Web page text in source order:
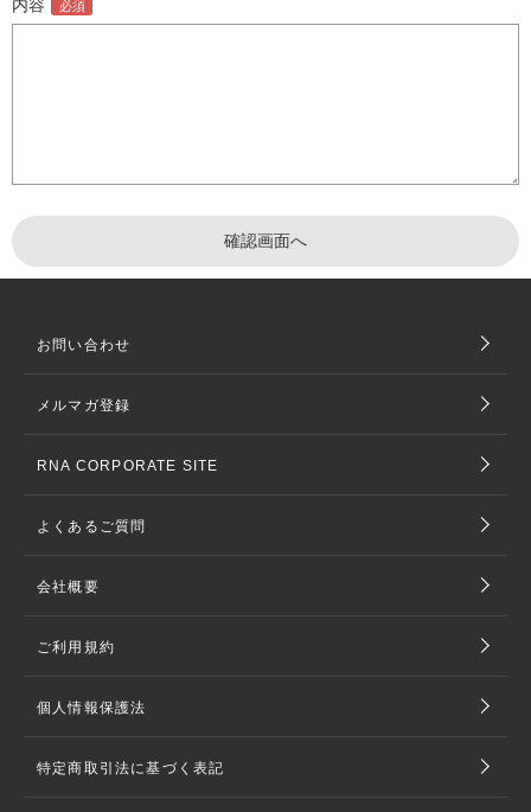
内容
お問い合わせ
メルマガ登録
RNA CORPORATE SITE
よくあるご質問
会社概要
ご利用規約
個人情報保護法
特定商取引法に基づく表記